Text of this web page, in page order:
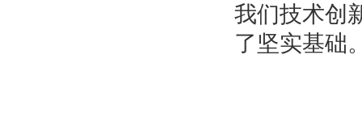
我们技术创
了坚实基础